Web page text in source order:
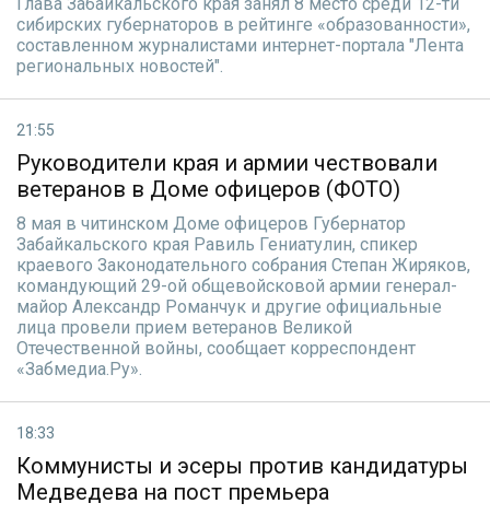
сибирских губернаторов в рейтинге «образованности»,
составленном журналистами интернет-портала "Лента
региональных новостей".
21:55
Руководители края и армии чествовали
ветеранов в Доме офицеров (ФОТО)
8 мая в читинском Доме офицеров Губернатор
Забайкальского края Равиль Гениатулин, спикер
краевого Законодательного собрания Степан Жиряков,
командующий 29-ой общевойсковой армии генерал-
майор Александр Романчук и другие официальные
лица провели прием ветеранов Великой
Отечественной войны, сообщает корреспондент
«Забмедиа.Ру».
18:33
Коммунисты и эсеры против кандидатуры
Медведева на пост премьера